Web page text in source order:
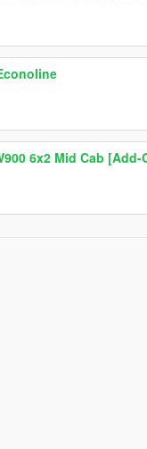
6x2 Mid Cab